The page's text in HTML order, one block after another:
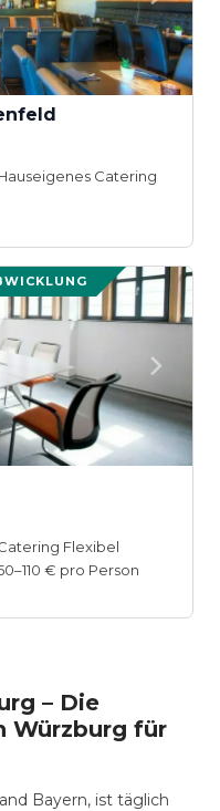
Catering
Flexibel
€ pro Person
– Die
Würzburg für
Bayern, ist täglich